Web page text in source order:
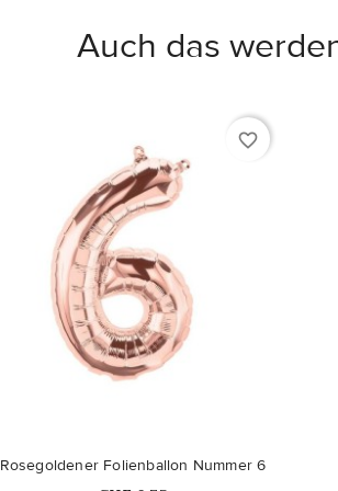
Auch das
favorite_border
Rosegoldener Folienballon Nummer 6